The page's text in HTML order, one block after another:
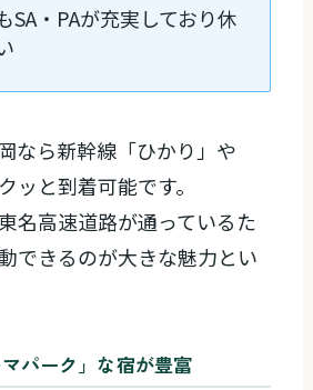
SA・PAが充実しており休
なら新幹線「ひかり」や
ッと到着可能です。
名高速道路が通っているた
できるのが大きな魅力とい
マパーク」な宿が豊富